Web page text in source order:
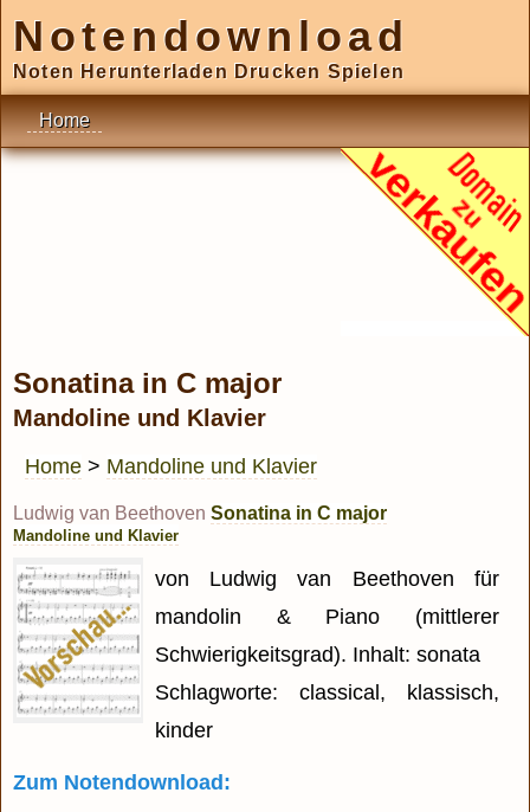
Notendownload
Noten Herunterladen Drucken Spielen
Home
Sonatina in C major
Mandoline und Klavier
Home > Mandoline und Klavier
Ludwig van Beethoven Sonatina in C major
Mandoline und Klavier
von Ludwig van Beethoven für
mandolin & Piano (mittlerer
Schwierigkeitsgrad). Inhalt: sonata
Schlagworte: classical, klassisch,
kinder
Zum Notendownload: